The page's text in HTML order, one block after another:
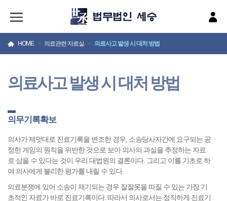
HOME > 의료관련 자료실 > 의료사고 발생 시 대처 방법
의료사고 발생 시 대처 방법
의무기록확보
의사가 제멋대로 진료기록을 변조한 경우, 소송당사자간에 요구되는 공
정한 게임의 원칙을 위반한 것으로 보아 의사의 과실을 추정하는 자료
로 삼을 수 있다는 것이 우리 대법원의 결론이다. 그리고 이를 기초로 하
여 의사에게 불리한 평가를 내릴 수 있다.
의료분쟁에 있어 소송이 제기되는 경우 잘잘못을 따질 수 있는 가장 기
초적인 자료가 바로 진료기록이다. 따라서 의사로서는 정직하게 진료기